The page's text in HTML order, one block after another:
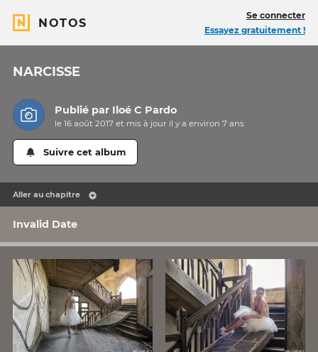
NOTOS
Se connecter
Essayez gratuitement !
NARCISSE
Publié par Iloé C Pardo
le 16 août 2017 et mis à jour il y aenviron 7 ans
Suivre cet album
Aller au chapitre
Invalid Date